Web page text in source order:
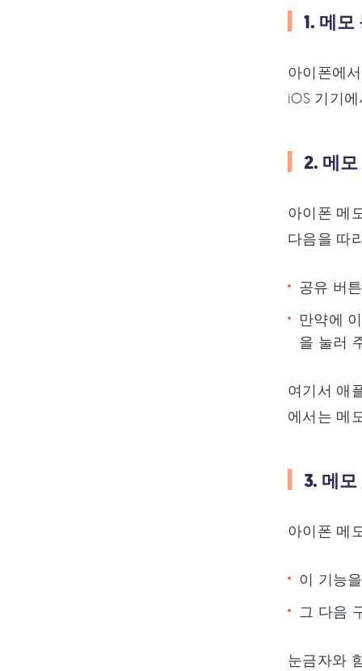
1. 메
아이폰에
iOS 기기
2. 메
아이폰 메
다음을 따
공유 버
만약에
을 눌러
여기서 애
에서는 메
3. 메
아이폰 메
이 기능
그 다음
눈금자와